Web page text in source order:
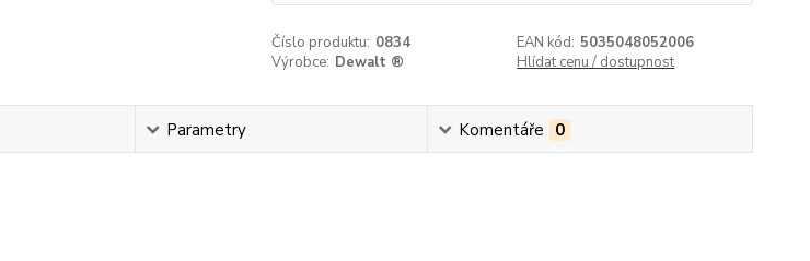
Číslo produktu: 0834 EAN kód: 5035048052006
Výrobce: Dewalt ® Hlídat cenu / dostupnost
Parametry Komentáře 0